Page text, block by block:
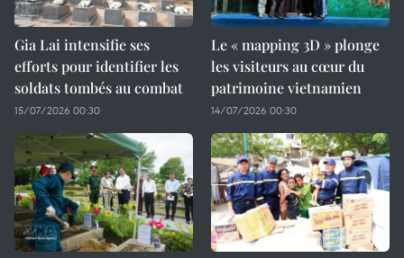
Gia Lai intensifie ses
efforts pour identifier les
soldats tombés au combat
15/07/2026 00:30
Le « mapping 3D » plonge
les visiteurs au cœur du
patrimoine vietnamien
14/07/2026 00:30